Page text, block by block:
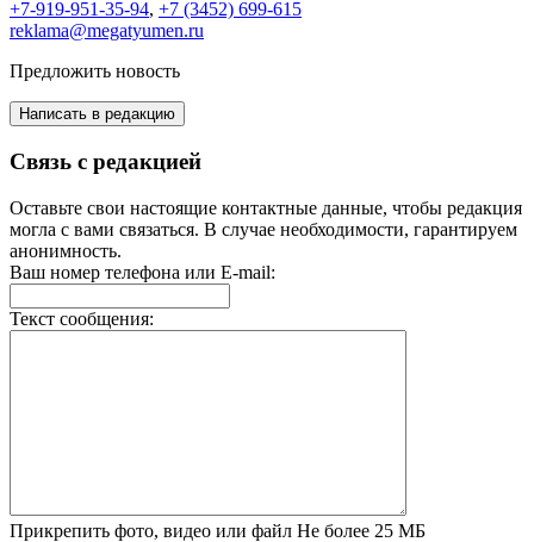
+7-919-951-35-94, +7 (3452) 699-615
reklama@megatyumen.ru
Предложить новость
Написать в редакцию
Связь с редакцией
Оставьте свои настоящие контактные данные, чтобы редакция
могла с вами связаться. В случае необходимости, гарантируем
анонимность.
Ваш номер телефона или E-mail:
Текст сообщения:
Прикрепить фото, видео или файл Не более 25 МБ